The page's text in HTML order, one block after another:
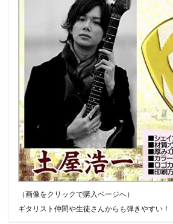
（画像をクリックで購入ページへ）
ギタリスト仲間や生徒さんからも弾きやすい！